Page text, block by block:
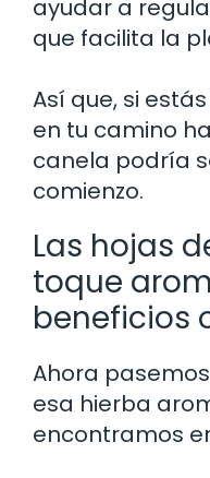
ayudar a
que facilita la
Así que, si
en tu camino
canela podría
comienzo.
Las hojas
toque
beneficios
Ahora
esa hierba
encontramos